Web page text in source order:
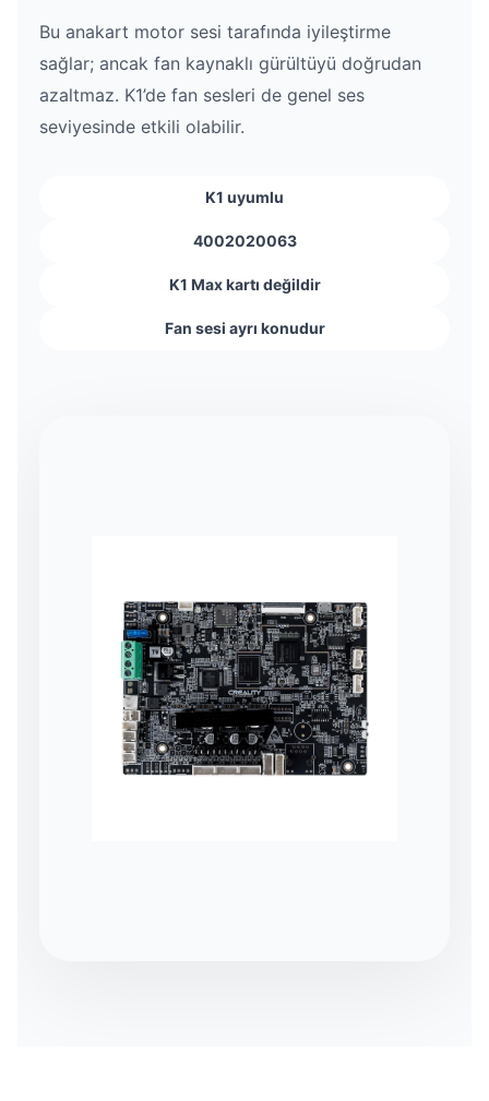
Bu anakart motor sesi tarafında iyileştirme
sağlar; ancak fan kaynaklı gürültüyü doğrudan
azaltmaz. K1’de fan sesleri de genel ses
seviyesinde etkili olabilir.
K1 uyumlu
4002020063
K1 Max kartı değildir
Fan sesi ayrı konudur